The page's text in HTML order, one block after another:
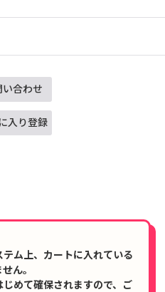
い合わせ
入り登録
ム上、カートに入れている
ん。
めて確保されますので、ご